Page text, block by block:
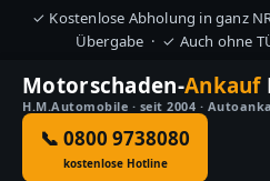
✓ Kostenlose Abholung in ganz
Übergabe · ✓ Auch ohne
Motorschaden-Ankauf
H.M.Automobile · seit 2004 ·
📞 0800 9738080
kostenlose Hotline